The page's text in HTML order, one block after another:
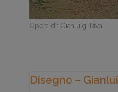
Opera di: Gianluigi Riva
Disegno –